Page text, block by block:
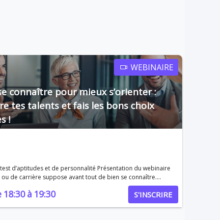
WEBINAIRE
connaître pour mieux s’orienter :
tes talents et fais les bons choix
!
et de personnalité Présentation du webinaire
de carrière suppose avant tout de bien se connaître.
clairement ses compétences, ses motivations et ses
et à utiliser ces résultats pour prendre des décisions
18:30 à 19:30 S'INSCRIRE